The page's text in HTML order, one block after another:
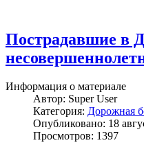
Пострадавшие в
Информация о материале
Автор: Super User
Категория: Дорожная
Опубликовано: 18
Просмотров: 1397